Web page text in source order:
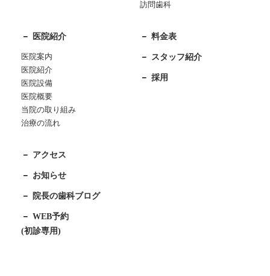
訪問歯科
医院紹介
医院案内
医院紹介
医院設備
医院概要
当院の取り組み
治療の流れ
料金表
スタッフ紹介
採用
アクセス
お知らせ
院長の歯科ブログ
WEB予約
(初診専用)